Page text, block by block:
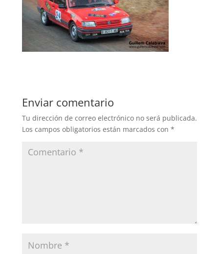
Enviar comentario
Tu dirección de correo electrónico no será publicada.
Los campos obligatorios están marcados con *